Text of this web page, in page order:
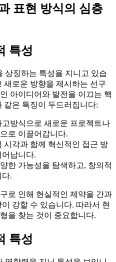
표현 방식의 심층
특성
상징하는 특성을 지니고 있습
새로운 방향을 제시하는 선구
아이디어와 발전을 이끄는 핵
같은 특징이 두드러집니다:
방식으로 새로운 프로젝트나
로 이끌어갑니다.
시각과 함께 혁신적인 접근 방
납니다.
한 가능성을 탐색하고, 창의적
다.
로 인해 현실적인 제약을 간과
강할 수 있습니다. 따라서 현
을 찾는 것이 중요합니다.
특성